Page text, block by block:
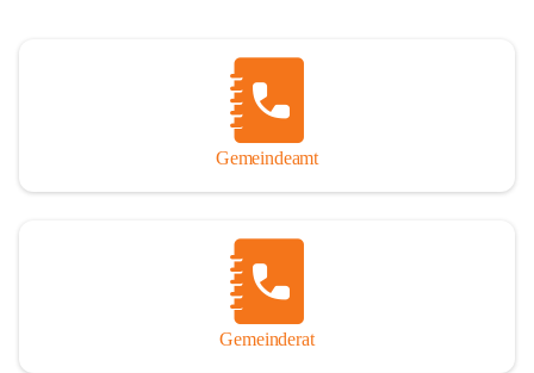
Gemeindeamt
Gemeinderat